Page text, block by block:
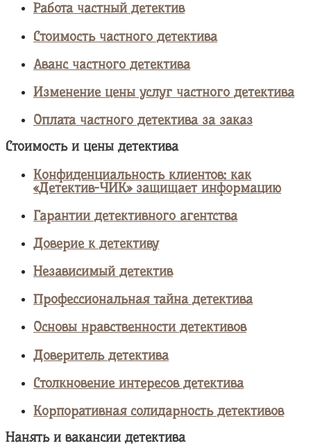
Работа частный детектив
Стоимость частного детектива
Аванс частного детектива
Изменение цены услуг частного детектива
Оплата частного детектива за заказ
Стоимость и цены детектива
Конфиденциальность клиентов: как
«Детектив-ЧИК» защищает информацию
Гарантии детективного агентства
Доверие к детективу
Независимый детектив
Профессиональная тайна детектива
Основы нравственности детективов
Доверитель детектива
Столкновение интересов детектива
Корпоративная солидарность детективов
Нанять и вакансии детектива